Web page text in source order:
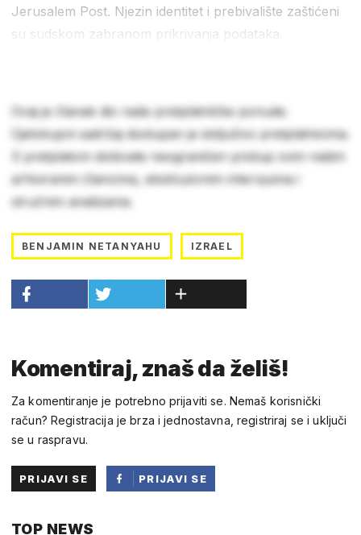
Jerusalem Post. Njezin identitet i prebivalište zaštićeni
su sudskom zabranom prikrivanja podataka.
Ovaj je članak dio naše pretplatničke ponude.
Cjelokupni sadržaj dostupan je isključivo pretplatnicima.
S pretplatom dobivate neograničen pristup svim našim
arhiviranim člancima, ekskluzivnim intervjuima i
stručnim analizama.
BENJAMIN NETANYAHU IZRAEL
Komentiraj, znaš da želiš!
Za komentiranje je potrebno prijaviti se. Nemaš korisnički
račun? Registracija je brza i jednostavna, registriraj se i uključi
se u raspravu.
PRIJAVI SE
PRIJAVI SE
TOP NEWS